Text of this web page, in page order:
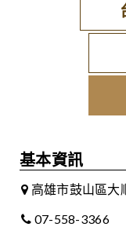
基本資訊
高雄市鼓山區大
07-558-3366